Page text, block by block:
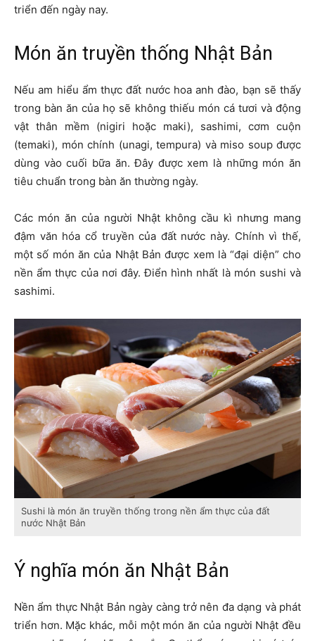
triển đến ngày nay.
Món ăn truyền thống Nhật Bản
Nếu am hiểu ẩm thực đất nước hoa anh đào, bạn sẽ thấy
trong bàn ăn của họ sẽ không thiếu món cá tươi và động
vật thân mềm (nigiri hoặc maki), sashimi, cơm cuộn
(temaki), món chính (unagi, tempura) và miso soup được
dùng vào cuối bữa ăn. Đây được xem là những món ăn
tiêu chuẩn trong bàn ăn thường ngày.
Các món ăn của người Nhật không cầu kì nhưng mang
đậm văn hóa cổ truyền của đất nước này. Chính vì thế,
một số món ăn của Nhật Bản được xem là “đại diện” cho
nền ẩm thực của nơi đây. Điển hình nhất là món sushi và
sashimi.
Sushi là món ăn truyền thống trong nền ẩm thực của đất
nước Nhật Bản
Ý nghĩa món ăn Nhật Bản
Nền ẩm thực Nhật Bản ngày càng trở nên đa dạng và phát
triển hơn. Mặc khác, mỗi một món ăn của người Nhật đều